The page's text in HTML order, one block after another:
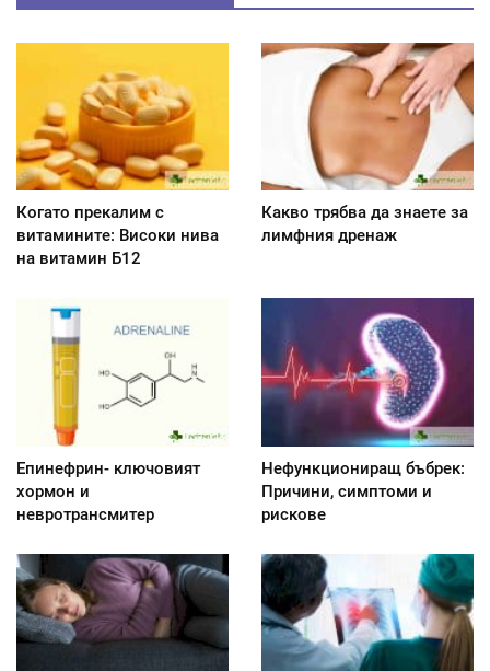
Когато прекалим с
витамините: Високи нива
на витамин Б12
Какво трябва да знаете за
лимфния дренаж
Епинефрин- ключовият
хормон и
невротрансмитер
Нефункциониращ бъбрек:
Причини, симптоми и
рискове